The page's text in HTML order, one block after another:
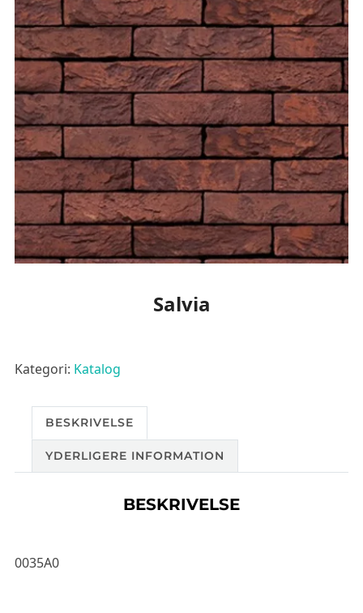
Salvia
Kategori: Katalog
BESKRIVELSE
YDERLIGERE INFORMATION
BESKRIVELSE
0035A0